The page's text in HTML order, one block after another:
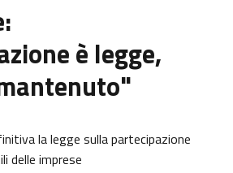
è legge,
la legge sulla partecipazione
delle imprese